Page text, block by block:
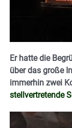
Er hatte die
über das große
immerhin zwei
stellvertretende